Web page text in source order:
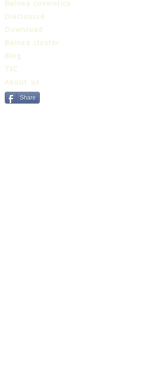
Balnea cosmetics
Disclosure
Download
Balnea cluster
Blog
TIC
About us
Share